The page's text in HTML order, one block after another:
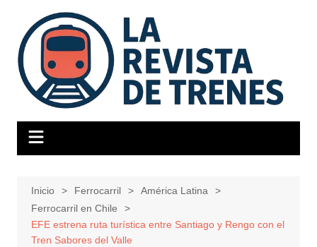
contenido
Inicio Ferrocarril
América Latina
Ferrocarril en Chile
EFE estrena ruta turística entre Santiago y Rengo con el
Tren Sabores del Valle